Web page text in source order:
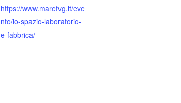
https://www.marefvg.it/eve
nto/lo-spazio-laboratorio-
e-fabbrica/